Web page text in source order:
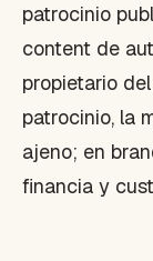
patrocinio
content de
propietario
patrocinio, la
ajeno; en
financia y